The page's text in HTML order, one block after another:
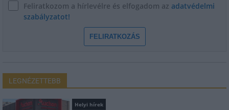
Feliratkozom a hírlevélre és elfogadom az adatvédelmi
szabályzatot!
FELIRATKOZÁS
LEGNÉZETTEBB
Helyi hírek